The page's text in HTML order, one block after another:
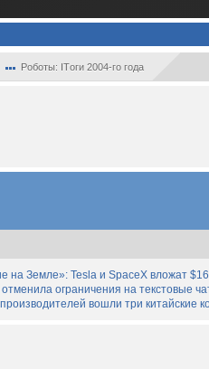
Роботы: ITоги 2004-го года
на Земле»: Tesla и SpaceX вложат
ограничения на текстовые
вошли три китайские